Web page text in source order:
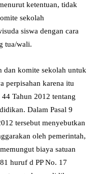
ketentuan, tidak
sekolah
siswa dengan cara
tua/wali.
dan komite sekolah untuk
perpisahan karena itu
Tahun 2012 tentang
Dalam Pasal 9
tersebut menyebutkan
oleh pemerintah,
biaya satuan
huruf d PP No. 17